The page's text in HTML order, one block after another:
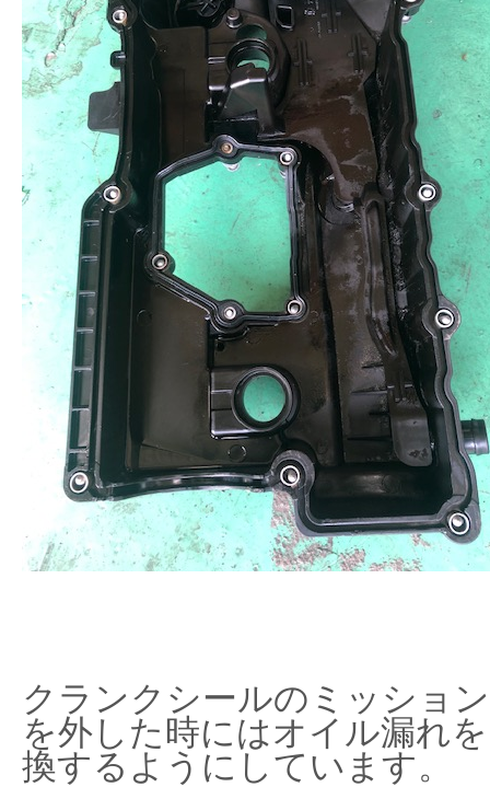
クランクシールのミッショ
を外した時にはオイル漏れ
換するようにしています。